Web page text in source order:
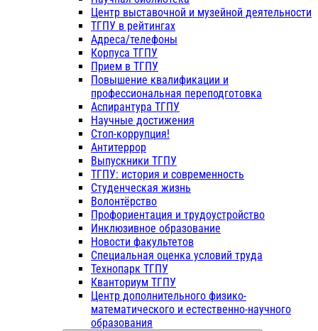
Центр выставочной и музейной деятельности
ТГПУ в рейтингах
Адреса/телефоны
Корпуса ТГПУ
Прием в ТГПУ
Повышение квалификации и
профессиональная переподготовка
Аспирантура ТГПУ
Научные достижения
Стоп-коррупция!
Антитеррор
Выпускники ТГПУ
ТГПУ: история и современность
Студенческая жизнь
Волонтёрство
Профориентация и трудоустройство
Инклюзивное образование
Новости факультетов
Специальная оценка условий труда
Технопарк ТГПУ
Кванториум ТГПУ
Центр дополнительного физико-
математического и естественно-научного
образования